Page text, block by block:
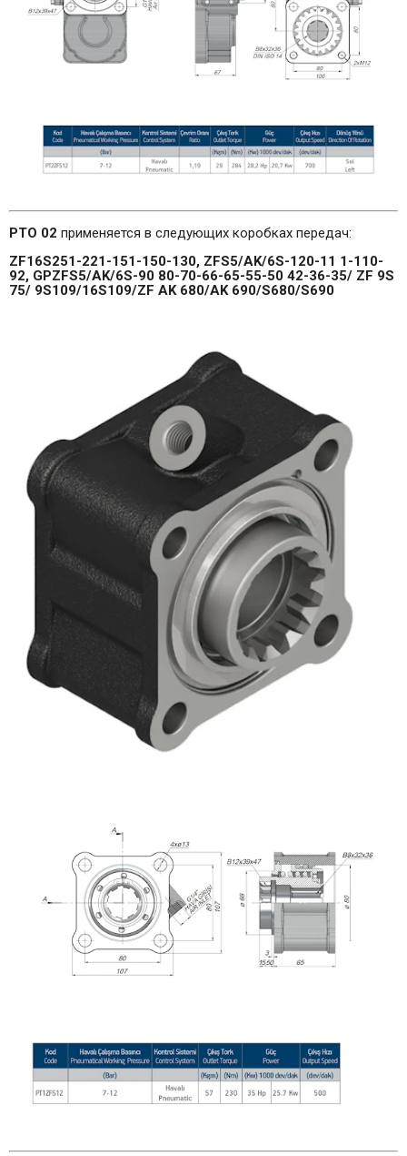
PTO 02 применяется в следующих коробках передач:
ZF16S251-221-151-150-130, ZFS5/AK/6S-120-11 1-110-
92, GPZFS5/AK/6S-90 80-70-66-65-55-50 42-36-35/ ZF 9S
75/ 9S109/16S109/ZF AK 680/AK 690/S680/S690